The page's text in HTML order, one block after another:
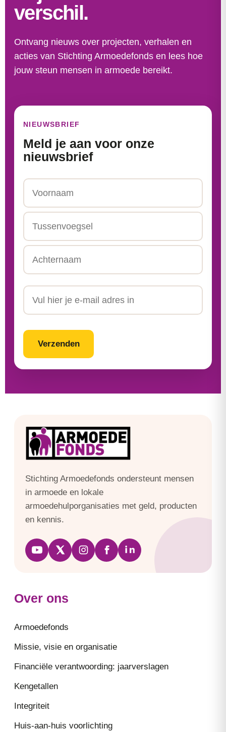
verschil.
Ontvang nieuws over projecten, verhalen en
acties van Stichting Armoedefonds en lees hoe
jouw steun mensen in armoede bereikt.
NIEUWSBRIEF
Meld je aan voor onze
nieuwsbrief
Voornaam
Tussenvoegsel
Achternaam
CAPTCHA
Stichting Armoedefonds ondersteunt mensen
in armoede en lokale
armoedehulporganisaties met geld, producten
en kennis.
Over ons
Armoedefonds
Missie, visie en organisatie
Financiële verantwoording: jaarverslagen
Kengetallen
Integriteit
Huis-aan-huis voorlichting